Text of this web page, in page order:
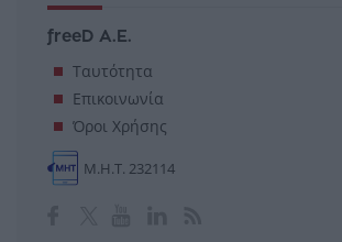
freeD Α.Ε.
Ταυτότητα
Επικοινωνία
Όροι Χρήσης
Μ.Η.Τ. 232114